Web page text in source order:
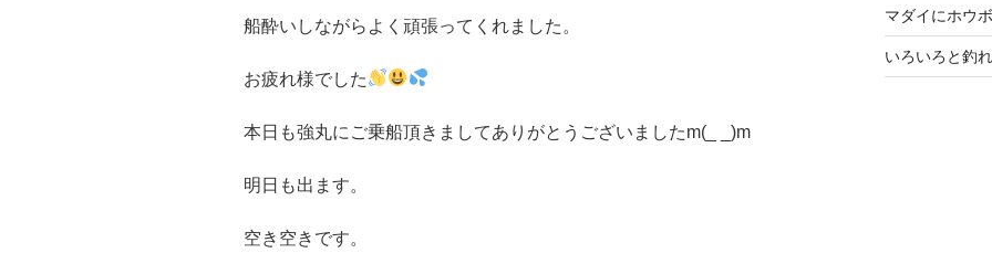
船酔いしながらよく頑張ってくれました。
お疲れ様でした
本日も強丸にご乗船頂きましてありがとうございましたm(_ _)m
明日も出ます。
空き空きです。
マダイにホウ
いろいろと釣